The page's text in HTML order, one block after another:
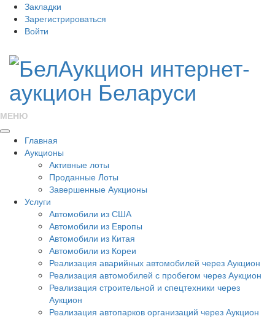
Закладки
Зарегистрироваться
Войти
МЕНЮ
Главная
Аукционы
Активные лоты
Проданные Лоты
Завершенные Аукционы
Услуги
Автомобили из США
Автомобили из Европы
Автомобили из Китая
Автомобили из Кореи
Реализация аварийных автомобилей через Аукцион
Реализация автомобилей с пробегом через Аукцион
Реализация строительной и спецтехники через
Аукцион
Реализация автопарков организаций через Аукцион